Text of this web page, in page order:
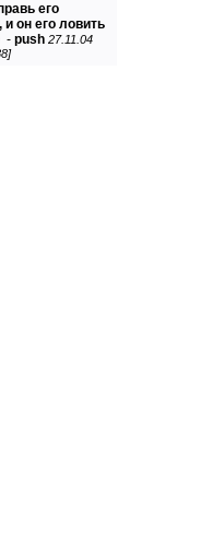
его
и он его ловить
- push 27.11.04